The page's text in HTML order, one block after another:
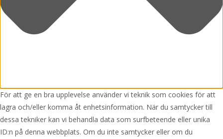
För att ge en bra upplevelse använder vi teknik som cookies för att
lagra och/eller komma åt enhetsinformation. När du samtycker till
dessa tekniker kan vi behandla data som surfbeteende eller unika
ID:n på denna webbplats. Om du inte samtycker eller om du